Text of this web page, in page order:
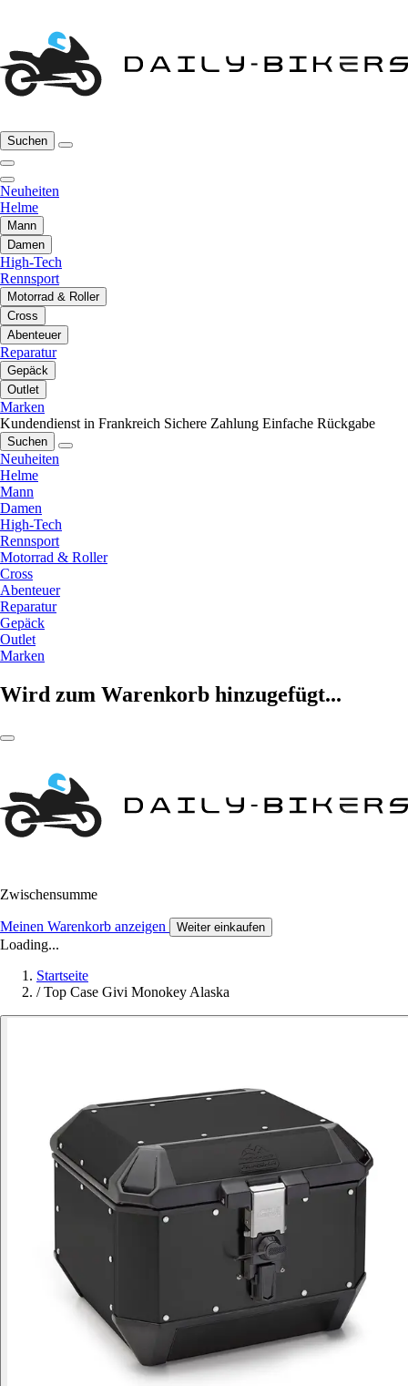
Suchen
Neuheiten
Helme
Mann
Damen
High-Tech
Rennsport
Motorrad & Roller
Cross
Abenteuer
Reparatur
Gepäck
Outlet
Marken
Kundendienst in Frankreich Sichere Zahlung Einfache Rückgabe
Suchen
Neuheiten
Helme
Mann
Damen
High-Tech
Rennsport
Motorrad & Roller
Cross
Abenteuer
Reparatur
Gepäck
Outlet
Marken
Wird zum Warenkorb hinzugefügt...
Zwischensumme
Meinen Warenkorb anzeigen Weiter einkaufen
Loading...
Startseite
/ Top Case Givi Monokey Alaska